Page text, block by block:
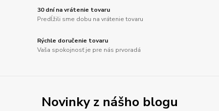
30 dní na vrátenie tovaru
Predĺžili sme dobu na vrátenie tovaru
Rýchle doručenie tovaru
Vaša spokojnosť je pre nás prvoradá
Novinky z nášho blogu